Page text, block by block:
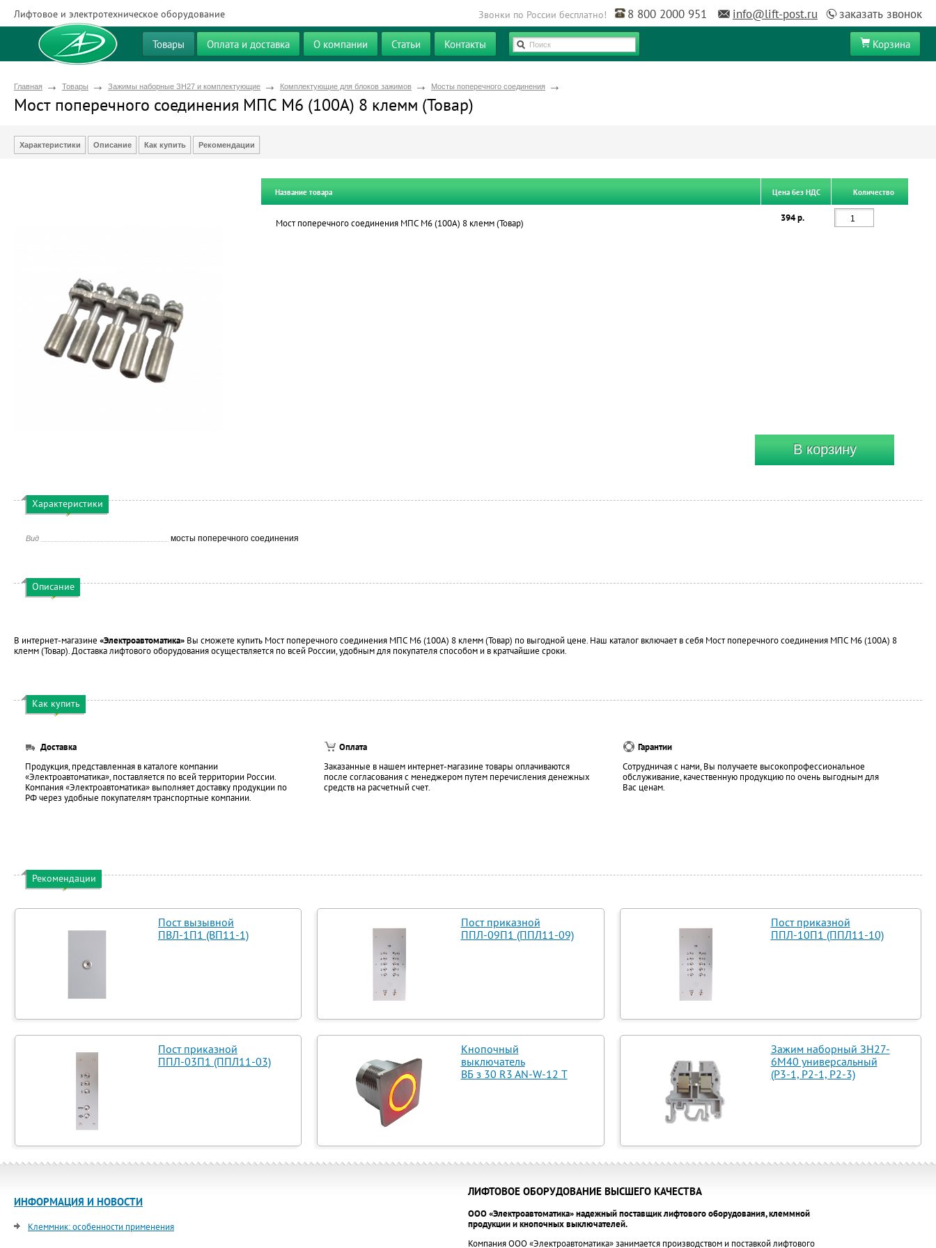
Лифтовое и электротехническое оборудование Звонки по России бесплатно! 8 800 2000 951 info@lift-post.ru заказать звонок
Товары Оплата и доставка О компании Статьи Контакты Поиск Корзина
Главная Товары Зажимы наборные ЗН27 и комплектующие Комплектующие для блоков зажимов Мосты поперечного соединения
Мост поперечного соединения МПС М6 (100А) 8 клемм (Товар)
Характеристики Описание Как купить Рекомендации
Название товара Цена без НДС Количество
Мост поперечного соединения МПС М6 (100А) 8 клемм (Товар) 394 р.
В корзину
Характеристики
Вид мосты поперечного соединения
Описание
В интернет-магазине «Электроавтоматика» Вы сможете купить Мост поперечного соединения МПС М6 (100А) 8 клемм (Товар) по выгодной цене. Наш каталог включает в себя Мост поперечного соединения МПС М6 (100А) 8
клемм (Товар). Доставка лифтового оборудования осуществляется по всей России, удобным для покупателя способом и в кратчайшие сроки.
Как купить
Доставка
Продукция, представленная в каталоге компании
«Электроавтоматика», поставляется по всей территории России.
Компания «Электроавтоматика» выполняет доставку продукции по
РФ через удобные покупателям транспортные компании.
Оплата
Заказанные в нашем интернет-магазине товары оплачиваются
после согласования с менеджером путем перечисления денежных
средств на расчетный счет.
Гарантии
Сотрудничая с нами, Вы получаете высокопрофессиональное
обслуживание, качественную продукцию по очень выгодным для
Вас ценам.
Рекомендации
Пост вызывной
ПВЛ-1П1 (ВП11-1)
Пост приказной
ППЛ-09П1 (ППЛ11-09)
Пост приказной
ППЛ-10П1 (ППЛ11-10)
Пост приказной
ППЛ-03П1 (ППЛ11-03)
Кнопочный
выключатель
ВБ з 30 R3 AN-W-12 T
Зажим наборный ЗН27-
6М40 универсальный
(Р3-1, Р2-1, Р2-3)
ИНФОРМАЦИЯ И НОВОСТИ
Клеммник: особенности применения
ЛИФТОВОЕ ОБОРУДОВАНИЕ ВЫСШЕГО КАЧЕСТВА
ООО «Электроавтоматика» надежный поставщик лифтового оборудования, клеммной
продукции и кнопочных выключателей.
Компания ООО «Электроавтоматика» занимается производством и поставкой лифтового